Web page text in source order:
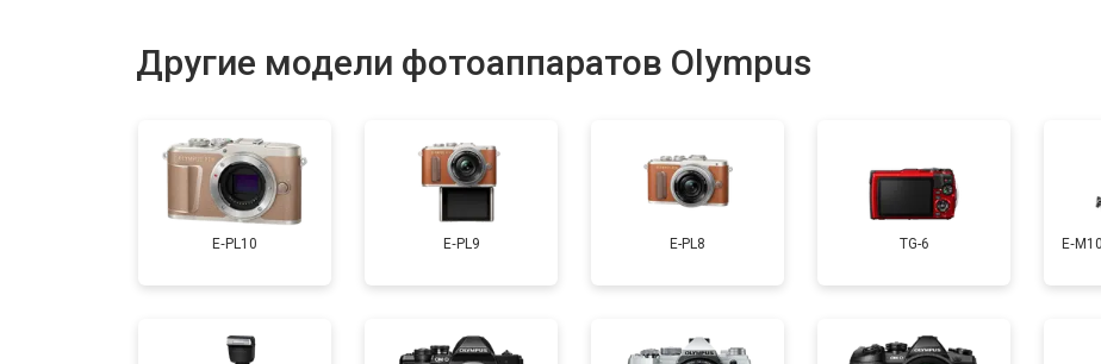
Замена CCD/CMOS матрицы от 120 мин от
Чистка матрицы от 90 мин от
Другие модели фотоаппаратов Olympus
E‑PL10 E‑PL9 E-PL8 TG-6